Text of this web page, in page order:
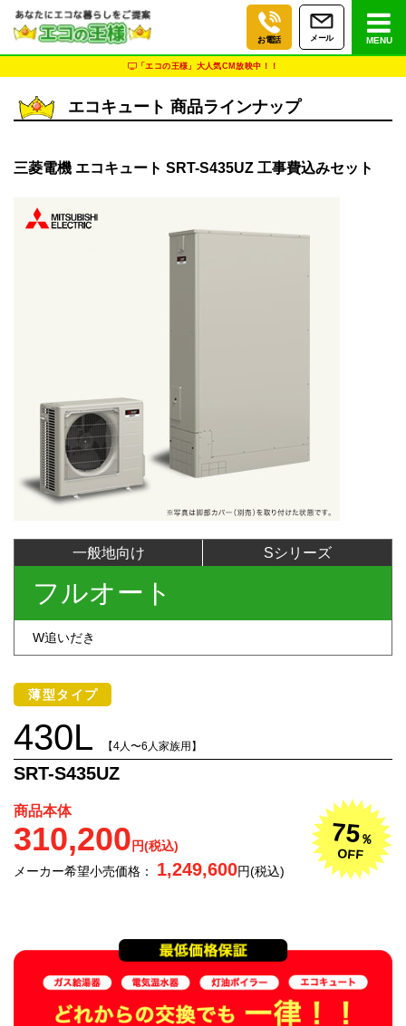
お電話 メール MENU
「エコの王様」大人気CM放映中！！
エコキュート 商品ラインナップ
三菱電機 エコキュート SRT-S435UZ 工事費込みセット
一般地向け Sシリーズ
フルオート
W追いだき
薄型タイプ
430L 【4人〜6人家族用】
SRT-S435UZ
商品本体
310,200 円(税込)
メーカー希望小売価格： 1,249,600円(税込)
75％
OFF